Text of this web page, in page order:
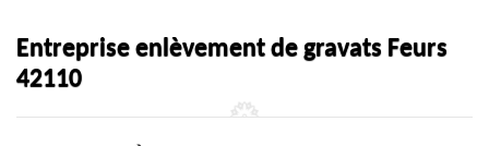
Entreprise enlèvement de gravats Feurs
42110